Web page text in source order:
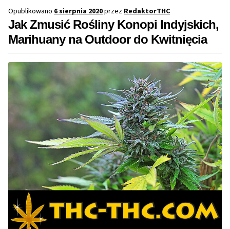
NOWOŚCI
PROMOCJE
PROMOCJE 1+1
NAJLEPSZE OKAZJE
PROMOCJA TYGODNIA
Dla Początkujących
Indoor w Domu
Outdoor na Dworze
Półautomaty Outdoor
Opublikowano 6 sierpnia 2020przez RedaktorTHC
Jak Zmusić Rośliny Konopi Indyjskich,
Marihuany na Outdoor do Kwitnięcia